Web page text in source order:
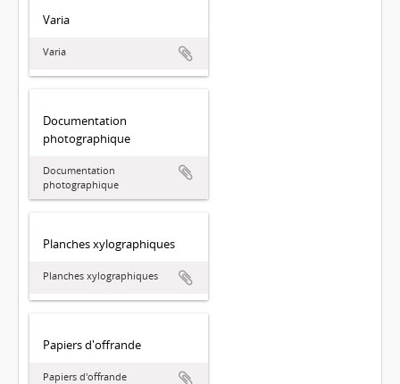
Varia
Varia
Documentation
photographique
Documentation
photographique
Planches xylographiques
Planches xylographiques
Papiers d'offrande
Papiers d'offrande